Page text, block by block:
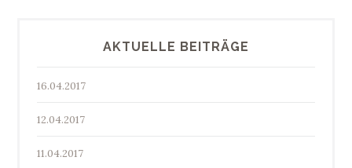
AKTUELLE BEITRÄGE
16.04.2017
12.04.2017
11.04.2017